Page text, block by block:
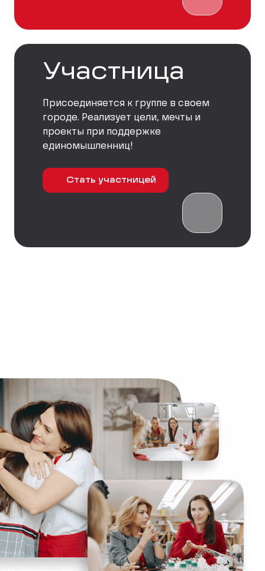
Участница
Присоединяется к группе в своем
городе. Реализует цели, мечты и
проекты при поддержке
единомышленниц!
Стать участницей